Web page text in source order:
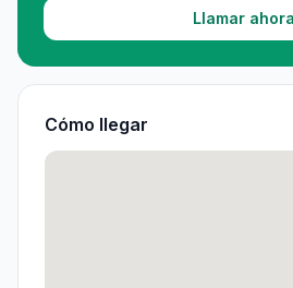
Llamar ahora
Cómo llegar